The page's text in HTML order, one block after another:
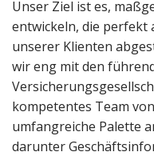
Unser Ziel ist es,
entwickeln, die perfekt
unserer Klienten
wir eng mit den
kompetentes Team
umfangreiche Palette
darunter